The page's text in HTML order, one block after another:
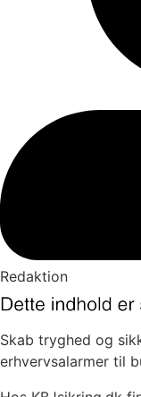
Redaktion
Skab tryghed og
erhvervsalarmer til